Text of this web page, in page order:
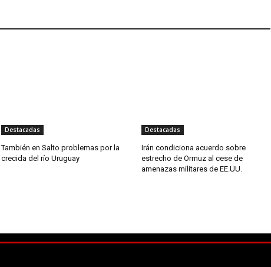
Destacadas
También en Salto problemas por la
crecida del río Uruguay
Destacadas
Irán condiciona acuerdo sobre
estrecho de Ormuz al cese de
amenazas militares de EE.UU.